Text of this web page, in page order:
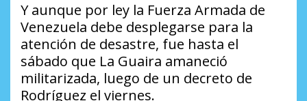
Y aunque por ley la Fuerza Armada de
Venezuela debe desplegarse para la
atención de desastre, fue hasta el
sábado que La Guaira amaneció
militarizada, luego de un decreto de
Rodríguez el viernes.